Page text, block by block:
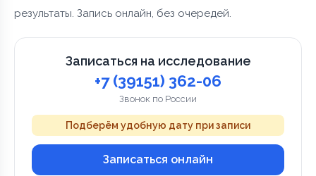
результаты. Запись онлайн, без очередей.
Записаться на исследование
+7 (39151) 362-06
Звонок по России
Подберём удобную дату при записи
Записаться онлайн